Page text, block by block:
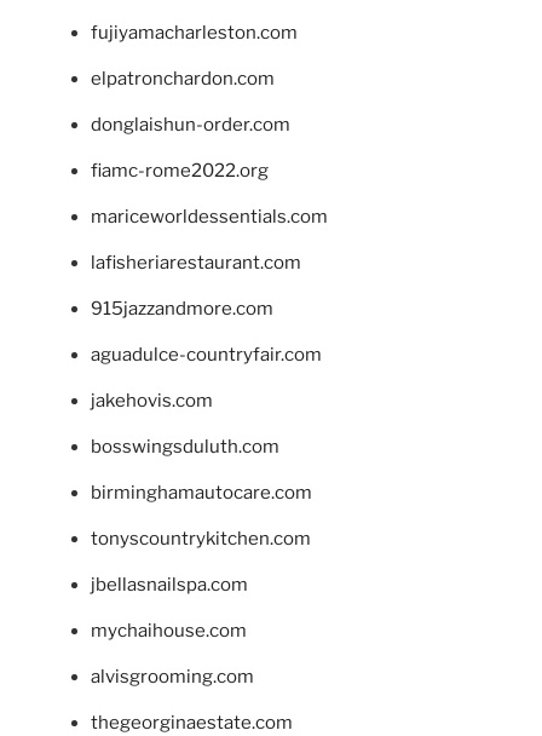
fujiyamacharleston.com
elpatronchardon.com
donglaishun-order.com
fiamc-rome2022.org
mariceworldessentials.com
lafisheriarestaurant.com
915jazzandmore.com
aguadulce-countryfair.com
jakehovis.com
bosswingsduluth.com
birminghamautocare.com
tonyscountrykitchen.com
jbellasnailspa.com
mychaihouse.com
alvisgrooming.com
thegeorginaestate.com